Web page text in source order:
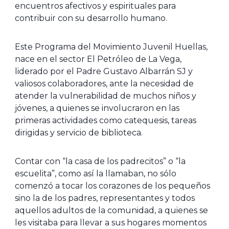
encuentros afectivos y espirituales para
contribuir con su desarrollo humano.
Este Programa del Movimiento Juvenil Huellas,
nace en el sector El Petróleo de La Vega,
liderado por el Padre Gustavo Albarrán SJ y
valiosos colaboradores, ante la necesidad de
atender la vulnerabilidad de muchos niños y
jóvenes, a quienes se involucraron en las
primeras actividades como catequesis, tareas
dirigidas y servicio de biblioteca.
Contar con “la casa de los padrecitos” o “la
escuelita”, como así la llamaban, no sólo
comenzó a tocar los corazones de los pequeños
sino la de los padres, representantes y todos
aquellos adultos de la comunidad, a quienes se
les visitaba para llevar a sus hogares momentos